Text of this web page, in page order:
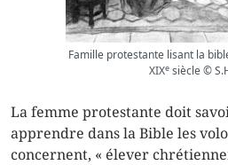
Famille protestante lisant la
XIXesiècle ©
La femme protestante doit
apprendre dans la Bible les
concernent, « élever